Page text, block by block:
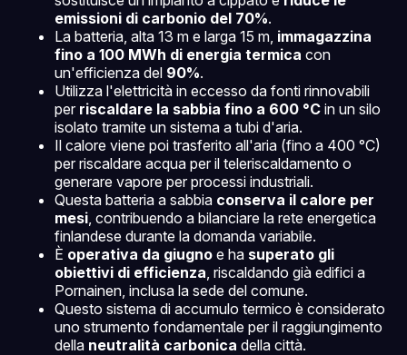
emissioni di carbonio del 70%.
La batteria, alta 13 m e larga 15 m, immagazzina
fino a 100 MWh di energia termica con
un'efficienza del 90%.
Utilizza l'elettricità in eccesso da fonti rinnovabili
per riscaldare la sabbia fino a 600 °C in un silo
isolato tramite un sistema a tubi d'aria.
Il calore viene poi trasferito all'aria (fino a 400 °C)
per riscaldare acqua per il teleriscaldamento o
generare vapore per processi industriali.
Questa batteria a sabbia conserva il calore per
mesi , contribuendo a bilanciare la rete energetica
finlandese durante la domanda variabile.
È operativa da giugno e ha superato gli
obiettivi di efficienza , riscaldando già edifici a
Pornainen, inclusa la sede del comune.
Questo sistema di accumulo termico è considerato
uno strumento fondamentale per il raggiungimento
della neutralità carbonica della città.